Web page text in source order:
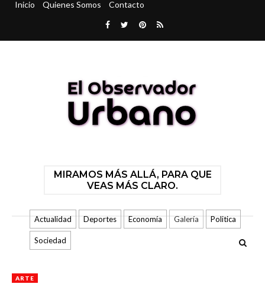
Inicio Quienes Somos Contacto
MIRAMOS MÁS ALLÁ, PARA QUE
VEAS MÁS CLARO.
Actualidad Deportes Economía Galería Politica
Sociedad
ARTE